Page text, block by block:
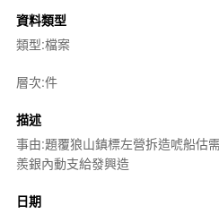
資料類型
類型:檔案
層次:件
描述
事由:題覆狼山鎮標左營拆造唬船估
羨銀內動支給發興造
日期